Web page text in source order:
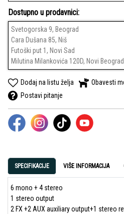
Dostupno u prodavnici:
Svetogorska 9, Beograd
Cara Dušana 85, Niš
Futoški put 1, Novi Sad
Milutina Milankovića 120D, Novi Beograd
Dodaj na listu želja
Obavesti
Postavi pitanje
SPECIFIKACIJE VIŠE INFORMACIJA
6 mono + 4 stereo
1 stereo output
2 FX +2 AUX auxiliary output+1 stereo